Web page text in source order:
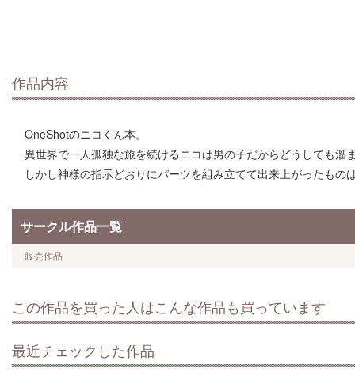
作品内容
OneShotのニコくん本。
異世界で一人孤独な旅を続けるニコは男の子だからどうしても溜
しかし神様の指示どおりにパーツを組み立てて出来上がったも
サークル作品一覧
販売作品
この作品を買った人はこんな作品も買っています
最近チェックした作品